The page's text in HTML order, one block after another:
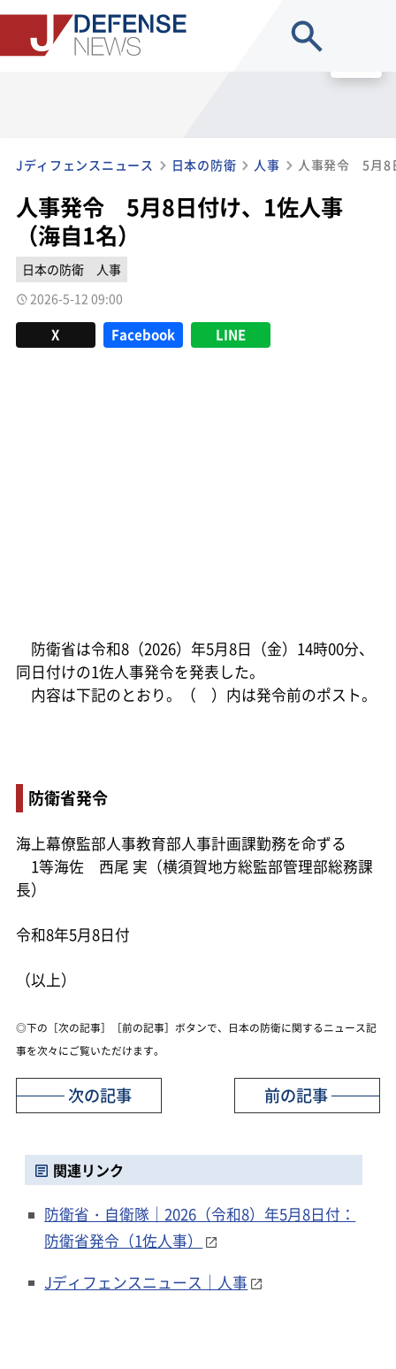
Jディフェンスニュース 日本の防衛 人事 人事発令 5月8
人事発令 5月8日付け、1佐人事
（海自1名）
日本の防衛
人事
2026-5-12 09:00
X Facebook LINE
防衛省は令和8（2026）年5月8日（金）14時00分、
同日付けの1佐人事発令を発表した。
内容は下記のとおり。（ ）内は発令前のポスト。
防衛省発令
海上幕僚監部人事教育部人事計画課勤務を命ずる
1等海佐 西尾 実（横須賀地方総監部管理部総務課
長）
令和8年5月8日付
（以上）
◎下の［次の記事］［前の記事］ボタンで、日本の防衛に関するニュース記
事を次々にご覧いただけます。
前の記事
次の記事
関連リンク
防衛省・自衛隊｜2026（令和8）年5月8日付：
防衛省発令（1佐人事）
Jディフェンスニュース｜人事